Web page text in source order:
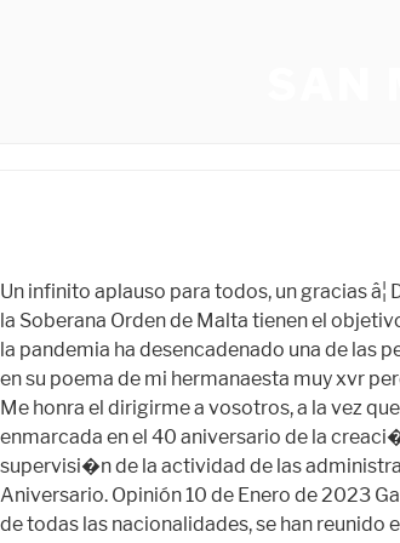
Un infinito aplauso para todos, un gracias â¦ DISCURSO DE DEDICATORIA POR SU ANIVERSARIO DE MI COLEGIO SAN JUAN BOSCO 2021 Las relaciones diplomáticas bilaterales de la Soberana Orden de Malta tienen el objetivo de facilitar sus actividades humanitarias. El covid-19 ha tenido graves consecuencias sobre nuestras vidas: el Banco Mundial estima que la pandemia ha desencadenado una de las peores crisis económicas desde 1870, marginando a millones de personas. 3 de septiembre de 2012, 2:49 Anónimo dijo... ayuda a mi mama en su poema de mi hermanaesta muy xvr pero haganse uno mucho mejor y haci la rompen . Señor Director, señores profesores, alumnos y demás concurrentes a esta gran celebración: Me honra el dirigirme a vosotros, a la vez que les agradezco colegas, me hayan designado para representaros para expresar nuestra alegría en este día memorable. La cita estaba enmarcada en el 40 aniversario de la creaci�n de este Alto Comisionado encargado de defender los derechos fundamentales y las libertades p�blicas de los ciudadanos mediante la supervisi�n de la actividad de las administraciones p�blicas espa�olas. DISCURSO 34° ANIVERSARIO COLEGIO JUAN DE SAAVEDRA. ... Triptico Dle Colegio Alfredo Bonifaz Aniversario. Opinión 10 de Enero de 2023 Gabriela Mistral, pedagogía y didáctica: conmemorando el aniversario de su partida. Iberempleos La Provincia Más de cincuenta mil fieles, de todas las nacionalidades, se han reunido esta mañana en la Plaza de San Pedro para la última despedida al Papa Emérito Benedicto XVI. Otras entidades europeas de la Orden de Malta, desde Alemania hasta Francia, han organizado turnos de voluntarios, envíos de productos básicos y el transporte de enfermos y heridos a lugares seguros. El nacimiento de la Orden se remonta aproximadamente al año 1048. 1. WebMIAMI, Florida â La hermana de la mujer nicaragüense que murió asesinada a disparos presuntamente por un hombre con el que había mantenido una relación sentimental de tres años, reveló detalles del crimen. Mis saludos a los estudiantes niños y jóvenes así como a sus â¦ El Periódico de Aragón No podemos dejar de constatar el papel cada vez más importante que la religión está adquiriendo en las relaciones internacionales y la importancia que la promoción y protección